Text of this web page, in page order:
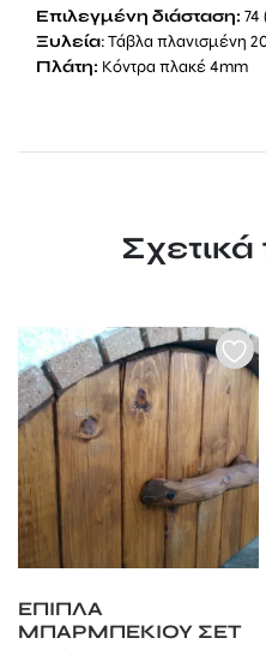
Επιλεγμένη διάσταση: 74
Ξυλεία: Τάβλα πλανισμένη
Πλάτη: Κόντρα πλακέ 4mm
Σχετικά
ΕΠΙΠΛΑ
ΜΠΑΡΜΠΕΚΙΟΥ ΣΕΤ